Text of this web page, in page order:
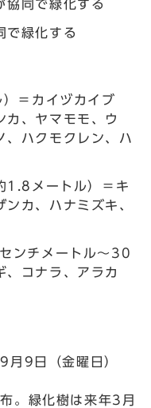
協同で緑化する
で緑化する
＝カイヅカイブ
カ、ヤマモモ、ウ
、ハクモクレン、ハ
1.8メートル）＝キ
カ、ハナミズキ、
ンチメートル～30
、コナラ、アラカ
9日（金曜日）
。緑化樹は来年3月